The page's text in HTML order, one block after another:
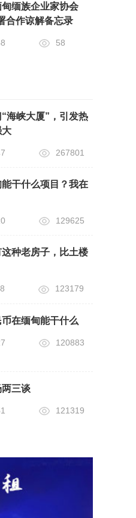
缅族企业家协会
合作谅解备忘录
58
海峡大厦”，引发热
大
267801
干什么项目？我在
129625
种老房子，比土楼
123179
在缅甸能干什么
120883
三谈
121319